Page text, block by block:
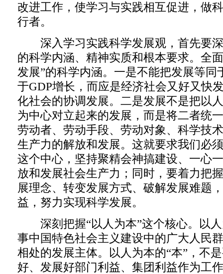
改进工作，使学习与实践相互促进，做
行者。
深入学习实践科学发展观，首先要深
的科学内涵、精神实质和根本要求。全
发展”的科学内涵。一是不能把发展等同
于GDP增长，而应是经济社会又好又快
化社会的协调发展。二是发展不是把以
为中心对立起来的发展，而是将二者统
劳动者、劳动手段、劳动对象、科学技
生产力的解放和发展。这就要求我们必
这个中心，坚持聚精会神搞建设、一心
放和发展社会生产力；同时，要着力把
展理念、转变发展方式、破解发展难题
益，努力实现科学发展。
深刻把握“以人为本”这个核心。以人
事中国特色社会主义建设中的广大人民
相处的发展主体。以人为本的“本”，不
好、发展好部门利益、集团利益作为工